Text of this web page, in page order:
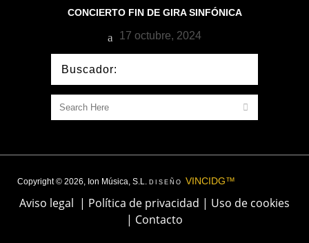
CONCIERTO FIN DE GIRA SINFÓNICA
17 octubre, 2024
Buscador:
Copyright © 2026, Ion Música, S.L. DISEÑO VINCIDG™
Aviso legal | Política de privacidad | Uso de cookies
| Contacto